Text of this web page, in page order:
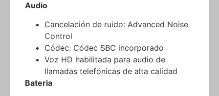
Audio
Cancelación de ruido: Advanced Noise
Control
Códec: Códec SBC incorporado
Voz HD habilitada para audio de
llamadas telefónicas de alta calidad
Bateria